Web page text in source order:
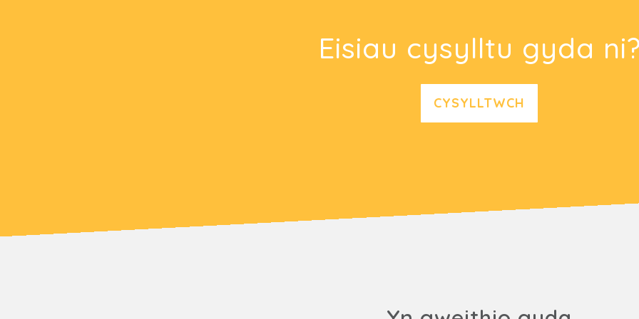
Eisiau cysylltu gyda
CYSYLLTWCH